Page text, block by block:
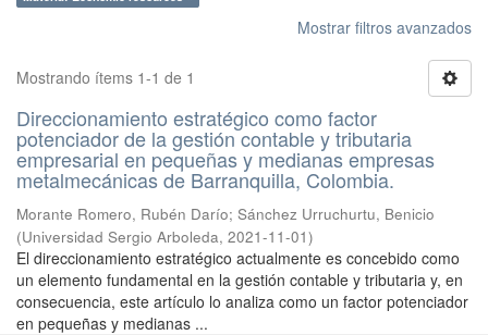
Mostrar filtros avanzados
Mostrando ítems 1-1 de 1
Direccionamiento estratégico como factor
potenciador de la gestión contable y tributaria
empresarial en pequeñas y medianas empresas
metalmecánicas de Barranquilla, Colombia.
Morante Romero, Rubén Darío; Sánchez Urruchurtu, Benicio
(Universidad Sergio Arboleda, 2021-11-01)
El direccionamiento estratégico actualmente es concebido como
un elemento fundamental en la gestión contable y tributaria y, en
consecuencia, este artículo lo analiza como un factor potenciador
en pequeñas y medianas ...